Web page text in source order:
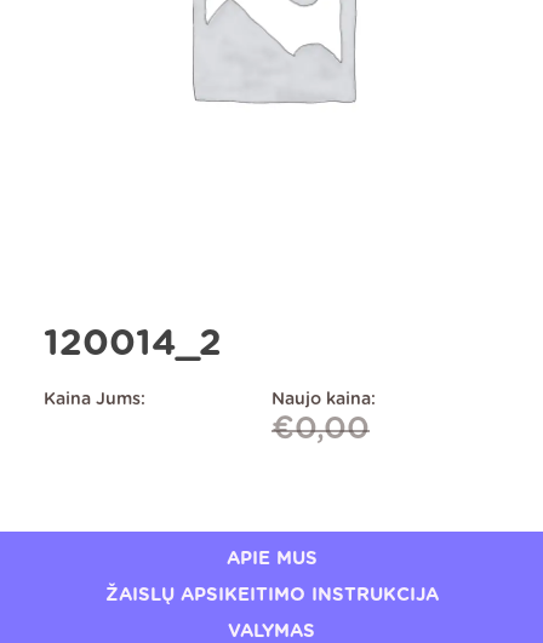
120014_2
Kaina Jums: Naujo kaina:
€0,00
APIE MUS
ŽAISLŲ APSIKEITIMO INSTRUKCIJA
VALYMAS